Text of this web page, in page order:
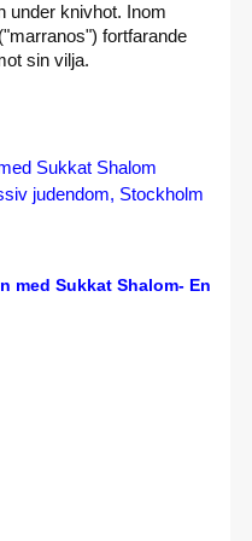
under knivhot. Inom
fortfarande
sin vilja.
Sukkat Shalom
judendom, Stockholm
med Sukkat Shalom- En